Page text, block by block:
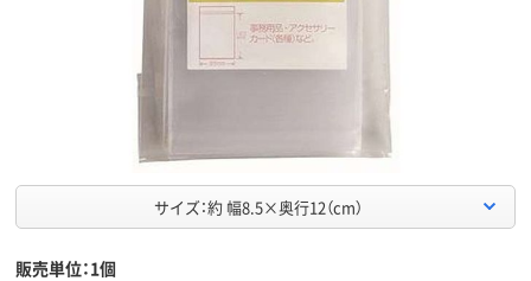
サイズ：約 幅8.5×奥行12（cm）
販売単位：1個